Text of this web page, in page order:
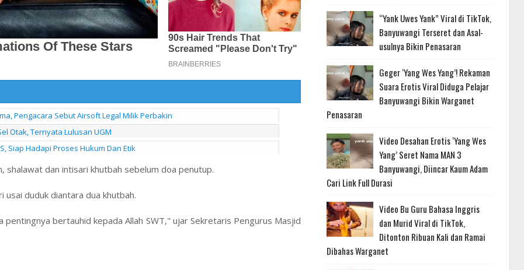
Pengacara Sebut Airsoft Legal Milik Perbakin
Otak, Ternyata Lulusan UGM
Siap Hadapi Proses Hukum Dan Etik
shalawat dan intisari khutbah sebelum doa penutup.
usai duduk diantara dua khutbah.
bertauhid kepada Allah SWT," ujar Sekretaris Pengurus Masjid
“Yank Uwes Yank” Viral di TikTok,
Banyuwangi Terseret dan Asal-
usulnya Bikin Penasaran
Geger ‘Yang Wes Yang’! Rekaman
Suara Erotis Viral Diduga Pelajar
Banyuwangi Bikin Warganet
Penasaran
Video Desahan Erotis ‘Yang Wes
Yang’ Seret Nama MAN 3
Banyuwangi, Diincar Kaum Adam
Cari Link Full Durasi
Video Bu Guru Bahasa Inggris
dan Murid Viral di TikTok,
Ditonton Ribuan Kali dan Ramai
Dibahas Warganet